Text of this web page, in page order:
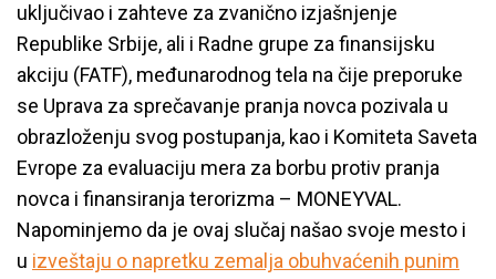
uključivao i zahteve za zvanično izjašnjenje
Republike Srbije, ali i Radne grupe za finansijsku
akciju (FATF), međunarodnog tela na čije preporuke
se Uprava za sprečavanje pranja novca pozivala u
obrazloženju svog postupanja, kao i Komiteta Saveta
Evrope za evaluaciju mera za borbu protiv pranja
novca i finansiranja terorizma – MONEYVAL.
Napominjemo da je ovaj slučaj našao svoje mesto i
u izveštaju o napretku zemalja obuhvaćenih punim